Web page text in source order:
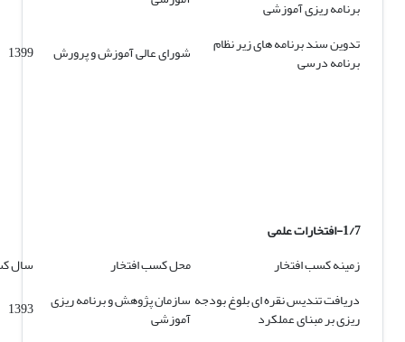
برنامه ریزی آموزشی
تدوین سند برنامه های زیر نظام
برنامه درسی شورای عالی آموزش و پرورش 1399
1/7-افتخارات علمی
زمینه کسب افتخار
محل کسب افتخار
سال
دریافت تندیس نقره ای بلوغ بودجه
ریزی بر مبنای عملکرد
سازمان پژوهش و برنامه ریزی
آموزشی
1393